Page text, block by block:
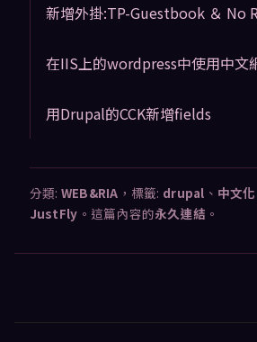
新增外掛:TP-Guestbook ＆ No
在IIS上的wordpress中使用中文
用Drupal的CCK新增fields
分類: WEB&RIA ，標籤: drupal 、 中文化
JustFly 。這篇內容的永久連結 。